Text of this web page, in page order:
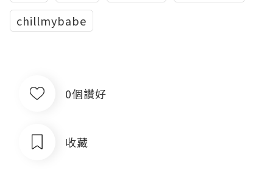
chillmybabe
0個讚好
收藏